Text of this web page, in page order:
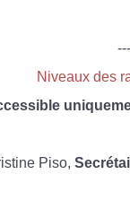
Niveaux des
Piso,